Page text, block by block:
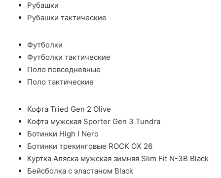
Рубашки
Рубашки тактические
Футболки
Футболки тактические
Поло повседневные
Поло тактические
Кофта Tried Gen 2 Olive
Кофта мужская Sporter Gen 3 Tundra
Ботинки High I Nero
Ботинки трекинговые ROCK OX 26
Куртка Аляска мужская зимняя Slim Fit N-3B Black
Бейсболка с эластаном Black